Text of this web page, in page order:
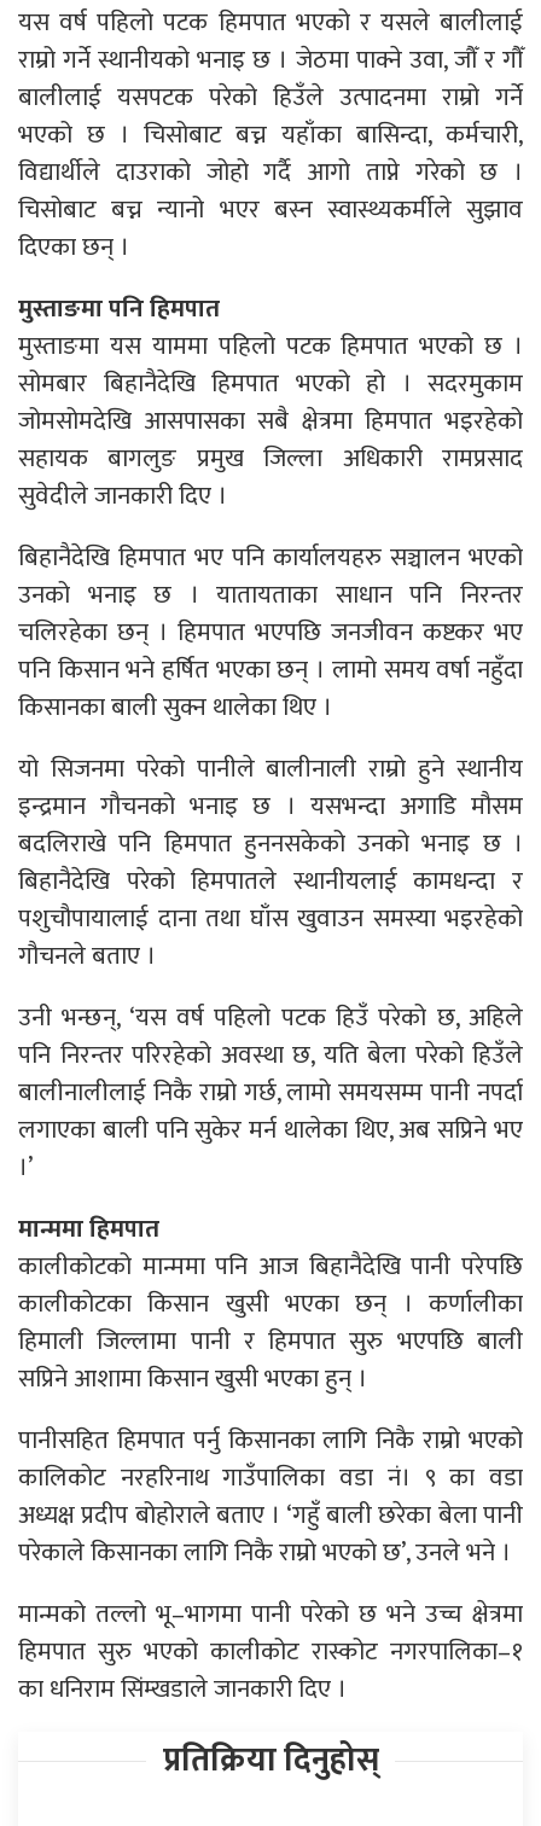
यस वर्ष पहिलो पटक हिमपात भएको र यसले बालीलाई
राम्रो गर्ने स्थानीयको भनाइ छ । जेठमा पाक्ने उवा, जौँ र गौँ
बालीलाई यसपटक परेको हिउँले उत्पादनमा राम्रो गर्ने
भएको छ । चिसोबाट बच्न यहाँका बासिन्दा, कर्मचारी,
विद्यार्थीले दाउराको जोहो गर्दै आगो ताप्ने गरेको छ ।
चिसोबाट बच्न न्यानो भएर बस्न स्वास्थ्यकर्मीले सुझाव
दिएका छन् ।
मुस्ताङमा पनि हिमपात
मुस्ताङमा यस याममा पहिलो पटक हिमपात भएको छ ।
सोमबार बिहानैदेखि हिमपात भएको हो । सदरमुकाम
जोमसोमदेखि आसपासका सबै क्षेत्रमा हिमपात भइरहेको
सहायक बागलुङ प्रमुख जिल्ला अधिकारी रामप्रसाद
सुवेदीले जानकारी दिए ।
बिहानैदेखि हिमपात भए पनि कार्यालयहरु सञ्चालन भएको
उनको भनाइ छ । यातायताका साधान पनि निरन्तर
चलिरहेका छन् । हिमपात भएपछि जनजीवन कष्टकर भए
पनि किसान भने हर्षित भएका छन् । लामो समय वर्षा नहुँदा
किसानका बाली सुक्न थालेका थिए ।
यो सिजनमा परेको पानीले बालीनाली राम्रो हुने स्थानीय
इन्द्रमान गौचनको भनाइ छ । यसभन्दा अगाडि मौसम
बदलिराखे पनि हिमपात हुननसकेको उनको भनाइ छ ।
बिहानैदेखि परेको हिमपातले स्थानीयलाई कामधन्दा र
पशुचौपायालाई दाना तथा घाँस खुवाउन समस्या भइरहेको
गौचनले बताए ।
उनी भन्छन्, ‘यस वर्ष पहिलो पटक हिउँ परेको छ, अहिले
पनि निरन्तर परिरहेको अवस्था छ, यति बेला परेको हिउँले
बालीनालीलाई निकै राम्रो गर्छ, लामो समयसम्म पानी नपर्दा
लगाएका बाली पनि सुकेर मर्न थालेका थिए, अब सप्रिने भए
।’
मान्ममा हिमपात
कालीकोटको मान्ममा पनि आज बिहानैदेखि पानी परेपछि
कालीकोटका किसान खुसी भएका छन् । कर्णालीका
हिमाली जिल्लामा पानी र हिमपात सुरु भएपछि बाली
सप्रिने आशामा किसान खुसी भएका हुन् ।
पानीसहित हिमपात पर्नु किसानका लागि निकै राम्रो भएको
कालिकोट नरहरिनाथ गाउँपालिका वडा नं। ९ का वडा
अध्यक्ष प्रदीप बोहोराले बताए । ‘गहुँ बाली छरेका बेला पानी
परेकाले किसानका लागि निकै राम्रो भएको छ’, उनले भने ।
मान्मको तल्लो भू–भागमा पानी परेको छ भने उच्च क्षेत्रमा
हिमपात सुरु भएको कालीकोट रास्कोट नगरपालिका–१
का धनिराम सिंम्खडाले जानकारी दिए ।
प्रतिक्रिया दिनुहोस्